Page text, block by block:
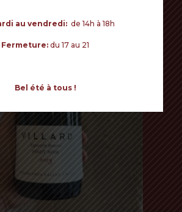
Chile
au vendredi: de 14h à 18h
Fermeture: du 17 au 21
Bel été à tous !